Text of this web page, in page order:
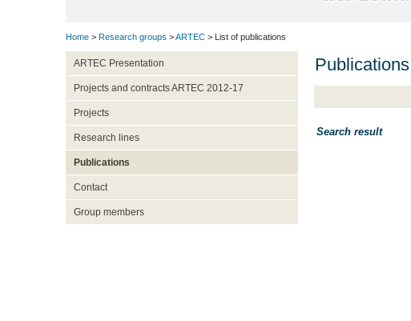
Home > Research groups >ARTEC > List of publications
ARTEC Presentation
Projects and contracts ARTEC 2012-17
Projects
Research lines
Publications
Contact
Group members
Publications
Search result